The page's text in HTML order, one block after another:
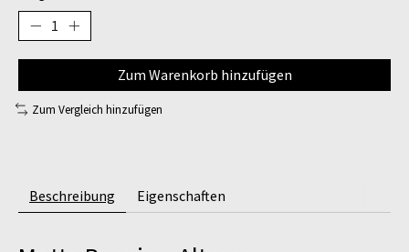
Zum Warenkorb hinzufügen
Zum Vergleich hinzufügen
Beschreibung Eigenschaften